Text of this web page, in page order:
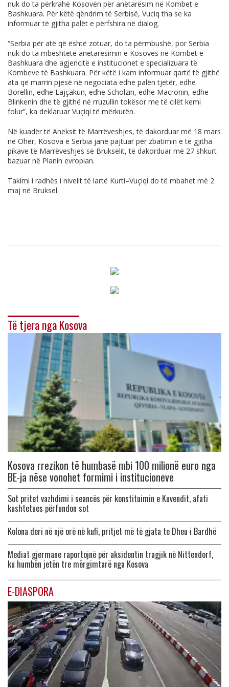
nuk do ta përkrahë Kosovën për anëtarësim në Kombet e
Bashkuara. Për këtë qëndrim të Serbisë, Vuciq tha se ka
informuar të gjitha palët e përfshira në dialog.
“Serbia për atë që është zotuar, do ta përmbushë, por Serbia
nuk do ta mbështetë anëtarësimin e Kosovës në Kombet e
Bashkuara dhe agjencitë e institucionet e specializuara të
Kombeve të Bashkuara. Për këtë i kam informuar qartë të gjithë
ata që marrin pjesë në negociata edhe palën tjetër, edhe
Borellin, edhe Lajçakun, edhe Scholzin, edhe Macronin, edhe
Blinkenin dhe të gjithë në rruzullin tokësor me të cilët kemi
folur”, ka deklaruar Vuçiqi të mërkurën.
Në kuadër të Aneksit të Marrëveshjes, të dakorduar më 18 mars
në Ohër, Kosova e Serbia janë pajtuar për zbatimin e të gjitha
pikave të Marrëveshjes së Brukselit, të dakorduar më 27 shkurt
bazuar në Planin evropian.
Takimi i radhës i nivelit të lartë Kurti–Vuçiqi do të mbahet më 2
maj në Bruksel.
Të tjera nga Kosova
Kosova rrezikon të humbasë mbi 100 milionë euro nga
BE-ja nëse vonohet formimi i institucioneve
Sot pritet vazhdimi i seancës për konstituimin e Kuvendit, afati
kushtetues përfundon sot
Kolona deri në një orë në kufi, pritjet më të gjata te Dheu i Bardhë
Mediat gjermane raportojnë për aksidentin tragjik në Nittendorf,
ku humbën jetën tre mërgimtarë nga Kosova
E-DIASPORA